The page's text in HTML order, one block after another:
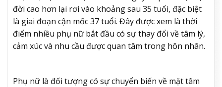
đời cao hơn lại rơi vào khoảng sau 35 tuổi, đặc biệt
là giai đoạn cận mốc 37 tuổi. Đây được xem là thời
điểm nhiều phụ nữ bắt đầu có sự thay đổi về tâm lý,
cảm xúc và nhu cầu được quan tâm trong hôn nhân.
Phụ nữ là đối tượng có sự chuyển biến về mặt tâm